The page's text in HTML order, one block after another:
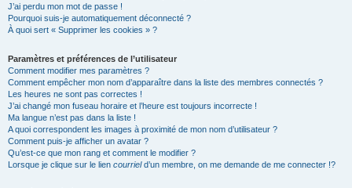
J’ai perdu mon mot de passe !
Pourquoi suis-je automatiquement déconnecté ?
À quoi sert « Supprimer les cookies » ?
Paramètres et préférences de l’utilisateur
Comment modifier mes paramètres ?
Comment empêcher mon nom d’apparaître dans la liste des membres connectés ?
Les heures ne sont pas correctes !
J’ai changé mon fuseau horaire et l’heure est toujours incorrecte !
Ma langue n’est pas dans la liste !
A quoi correspondent les images à proximité de mon nom d’utilisateur ?
Comment puis-je afficher un avatar ?
Qu’est-ce que mon rang et comment le modifier ?
Lorsque je clique sur le lien courrield’un membre, on me demande de me connecter !?